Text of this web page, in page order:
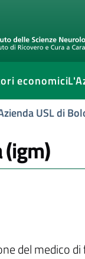
economici
USL di
del medico